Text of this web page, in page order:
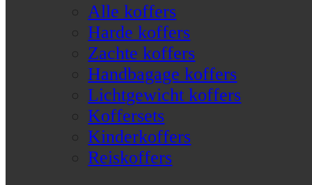
Alle koffers
Harde koffers
Zachte koffers
Handbagage koffers
Lichtgewicht koffers
Koffersets
Kinderkoffers
Reiskoffers